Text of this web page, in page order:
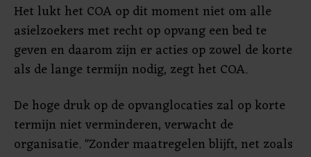
Het lukt het COA op dit moment niet om alle
asielzoekers met recht op opvang een bed te
geven en daarom zijn er acties op zowel de korte
als de lange termijn nodig, zegt het COA.
De hoge druk op de opvanglocaties zal op korte
termijn niet verminderen, verwacht de
organisatie. "Zonder maatregelen blijft, net zoals